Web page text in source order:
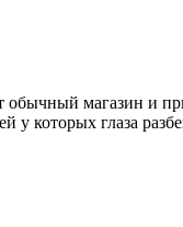
магазин и
которых глаза